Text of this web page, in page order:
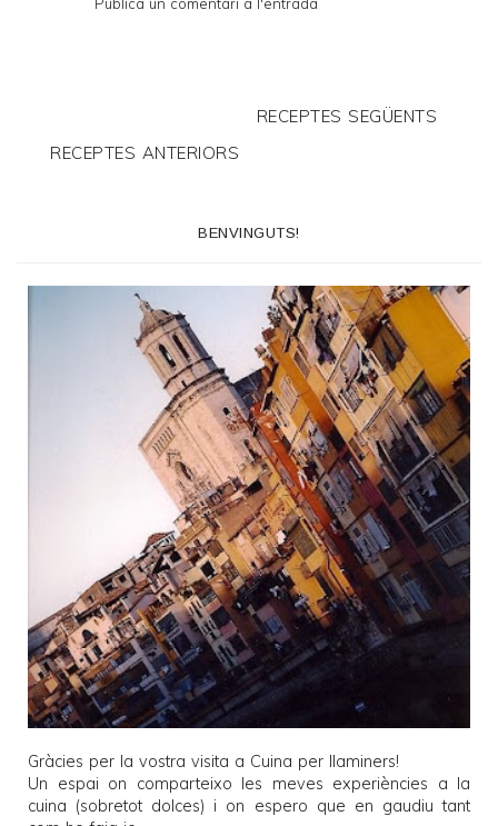
RECEPTES SEGÜENTS
RECEPTES ANTERIORS
BENVINGUTS!
Gràcies per la vostra visita a Cuina per llaminers!
Un espai on comparteixo les meves experiències a la
cuina (sobretot dolces) i on espero que en gaudiu tant